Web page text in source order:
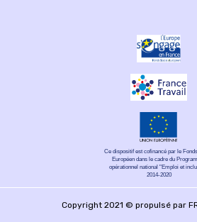
Ce dispositif est cofinancé par le
Européen dans le cadre du
opérationnel national "Emploi et
2014-2020
Copyright 2021 © propulsé par